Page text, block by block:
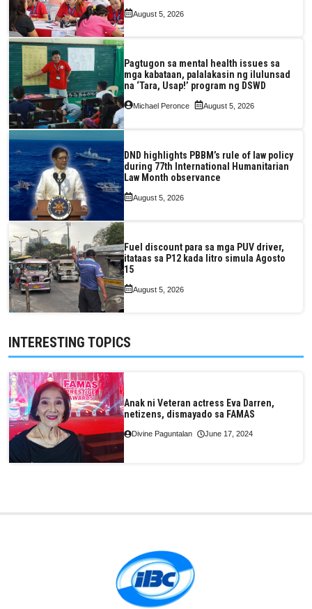
August 5, 2026
Pagtugon sa mental health issues sa
mga kabataan, palalakasin ng ilulunsad
na ‘Tara, Usap!’ program ng DSWD
Michael Peronce August 5, 2026
DND highlights PBBM’s rule of law policy
during 77th International Humanitarian
Law Month observance
August 5, 2026
Fuel discount para sa mga PUV driver,
itataas sa P12 kada litro simula Agosto
15
August 5, 2026
INTERESTING TOPICS
Anak ni Veteran actress Eva Darren,
netizens, dismayado sa FAMAS
Divine Paguntalan June 17, 2024